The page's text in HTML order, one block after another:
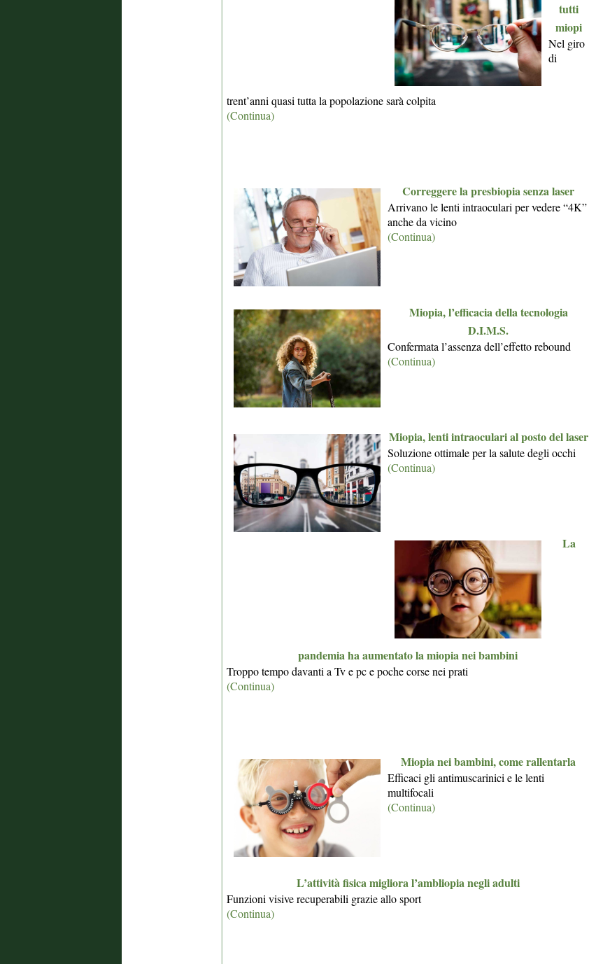
tutti
miopi
Nel giro
di
trent’anni quasi tutta la popolazione sarà colpita
(Continua)
Correggere la presbiopia senza laser
Arrivano le lenti intraoculari per vedere “4K”
anche da vicino
(Continua)
Miopia, l’efficacia della tecnologia
D.I.M.S.
Confermata l’assenza dell’effetto rebound
(Continua)
Miopia, lenti intraoculari al posto del laser
Soluzione ottimale per la salute degli occhi
(Continua)
La
pandemia ha aumentato la miopia nei bambini
Troppo tempo davanti a Tv e pc e poche corse nei prati
(Continua)
Miopia nei bambini, come rallentarla
Efficaci gli antimuscarinici e le lenti
multifocali
(Continua)
L’attività fisica migliora l’ambliopia negli adulti
Funzioni visive recuperabili grazie allo sport
(Continua)